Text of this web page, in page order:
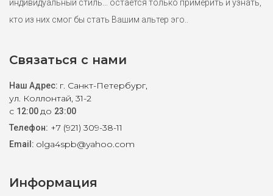
индивидуальный стиль... остается только примерить и узнать,
кто из них смог бы стать Вашим альтер эго..
Связаться с нами
Наш Адрес: г. Санкт-Петербург,
ул. Коллонтай, 31-2
с 12:00до 23:00
Телефон: +7 (921) 309-38-11
Email: olga4spb@yahoo.com
Информация